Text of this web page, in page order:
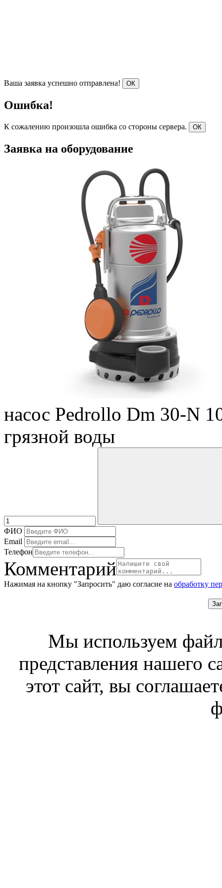
Ваша заявка успешно отправлена! ОК
Ошибка!
К сожалению произошла ошибка со стороны сервера. ОК
Заявка на оборудование
насос Pedrollo Dm 30-N
грязной воды
ФИО
Email
Телефон
Комментарий
Нажимая на кнопку "Запросить" даю согласие на обработку
Мы используем
представления нашего
этот сайт, вы